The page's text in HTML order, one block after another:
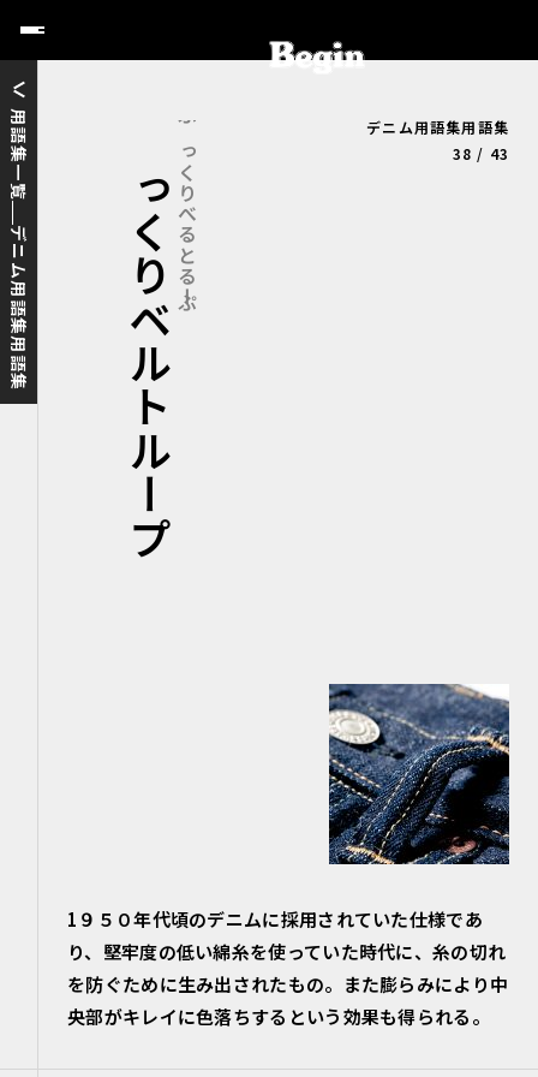
用語集一覧
デニム用語集用語集 ぷっくりベルトループぷっくりべるとるーぷ
デニム用語集用語集
38 / 43
1９５０年代頃のデニムに採用されていた仕様であ
り、堅牢度の低い綿糸を使っていた時代に、糸の切れ
を防ぐために生み出されたもの。また膨らみにより中
央部がキレイに色落ちするという効果も得られる。